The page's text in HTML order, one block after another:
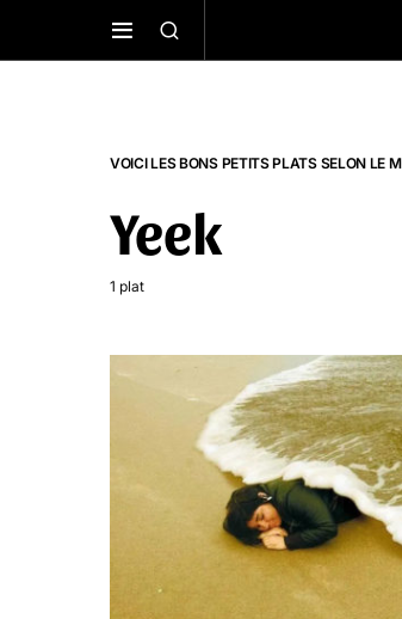
VOICI LES BONS PETITS PLATS SELON LE
Yeek
1 plat